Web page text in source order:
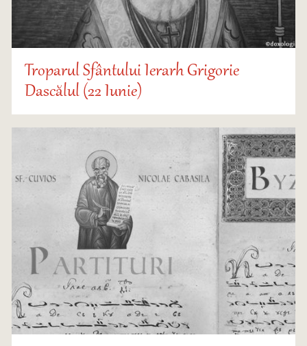
Troparul Sfântului Ierarh Grigorie
Dascălul (22 Iunie)